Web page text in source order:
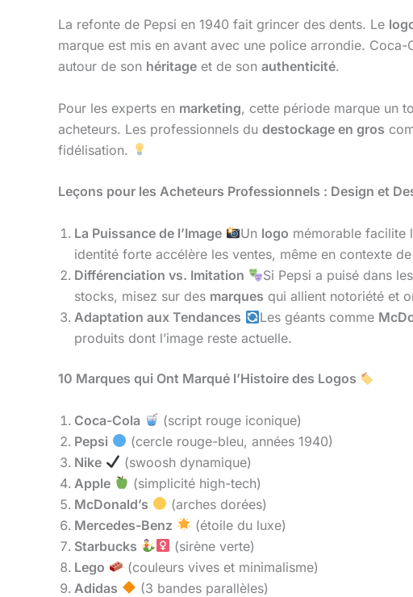
La refonte de Pepsi en 1940 fait grincer des dents. Le
marque est mis en avant avec une police arrondie.
autour de son héritage et de son authenticité.
Pour les experts en marketing, cette période marque un
acheteurs. Les professionnels du destockage en gros
fidélisation.
Leçons pour les Acheteurs Professionnels : Design et
La Puissance de l’Image Un logo mémorable facilite
identité forte accélère les ventes, même en contexte
Différenciation vs. Imitation
Si Pepsi a puisé dans
stocks, misez sur des marques qui allient notoriété et
Adaptation aux Tendances
Les géants comme
produits dont l’image reste actuelle.
10 Marques qui Ont Marqué l’Histoire des Logos
Coca-Cola
(script rouge iconique)
Pepsi
(cercle rouge-bleu, années 1940)
Nike
(swoosh dynamique)
Apple
(simplicité high-tech)
McDonald’s
(arches dorées)
Mercedes-Benz
(étoile du luxe)
Starbucks
(sirène verte)
Lego
(couleurs vives et minimalisme)
Adidas
(3 bandes parallèles)